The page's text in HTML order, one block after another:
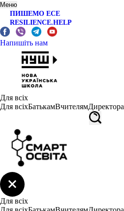
Меню
ПИШЕМО ЕСЕ
RESILIENCE.HELP
Напишіть нам
Для всіх
Для всіхБатькамВчителям
Для всіх